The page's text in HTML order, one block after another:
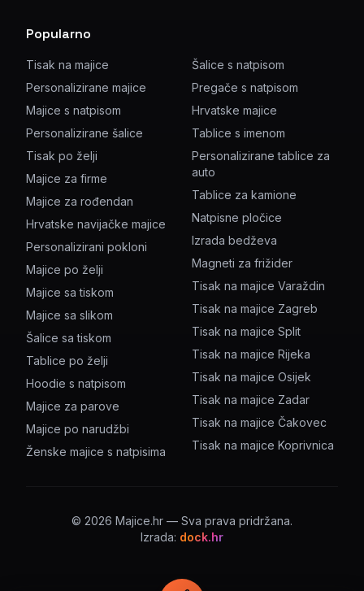
Popularno
Tisak na majice
Personalizirane majice
Majice s natpisom
Personalizirane šalice
Tisak po želji
Majice za firme
Majice za rođendan
Hrvatske navijačke majice
Personalizirani pokloni
Majice po želji
Majice sa tiskom
Majice sa slikom
Šalice sa tiskom
Tablice po želji
Hoodie s natpisom
Majice za parove
Majice po narudžbi
Ženske majice s natpisima
Šalice s natpisom
Pregače s natpisom
Hrvatske majice
Tablice s imenom
Personalizirane tablice za
auto
Tablice za kamione
Natpisne pločice
Izrada bedževa
Magneti za frižider
Tisak na majice Varaždin
Tisak na majice Zagreb
Tisak na majice Split
Tisak na majice Rijeka
Tisak na majice Osijek
Tisak na majice Zadar
Tisak na majice Čakovec
Tisak na majice Koprivnica
© 2026 Majice.hr — Sva prava pridržana.
Izrada: dock.hr